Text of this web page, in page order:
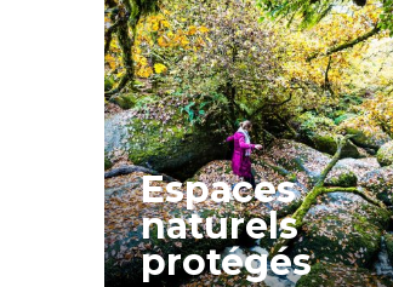
Espaces
naturels
protégés